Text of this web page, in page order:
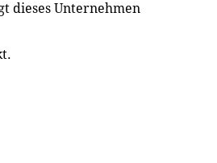
dieses Unternehmen